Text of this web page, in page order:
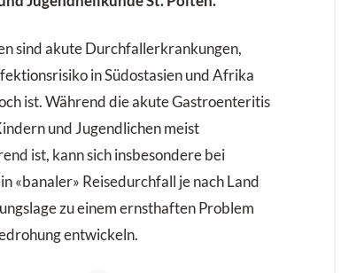
sind akute Durchfallerkrankungen,
in Südostasien und Afrika
ist. Während die akute Gastroenteritis
und Jugendlichen meist
ist, kann sich insbesondere bei
«banaler» Reisedurchfall je nach Land
zu einem ernsthaften Problem
entwickeln.